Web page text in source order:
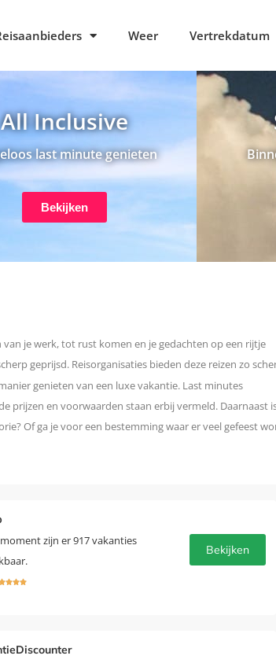
Weer Vertrekdatum
All Inclusive
last minute genieten
Bekijken
je werk, tot rust komen en je gedachten op een rijtje
geprijsd. Reisorganisaties bieden deze reizen zo
genieten van een luxe vakantie. Last minutes
prijzen en voorwaarden staan erbij vermeld. Daarnaast
Of ga je voor een bestemming waar er veel gefeest
zijn er 917 vakanties

Bekijken